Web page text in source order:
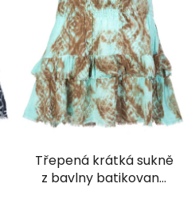
Třepená krátká sukně
z bavlny batikovaná